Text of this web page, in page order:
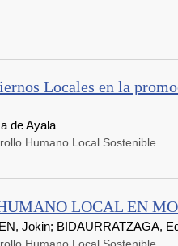
Locales en la
de Ayala
Humano Local Sostenible
LOCAL EN
Jokin; BIDAURRATZAGA,